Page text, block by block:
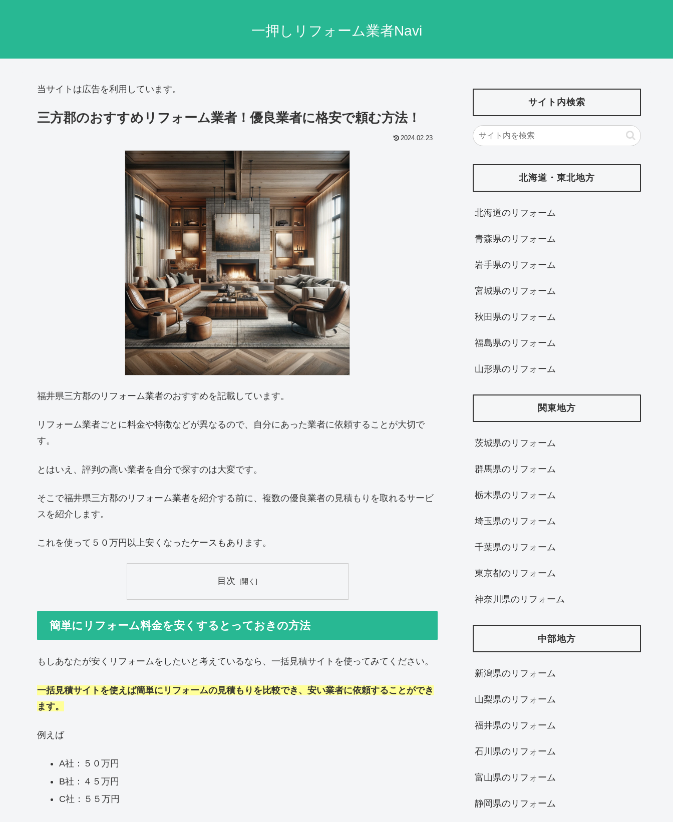
一押しリフォーム業者Navi
当サイトは広告を利用しています。
三方郡のおすすめリフォーム業者！優良業者に格安で頼む方法！
2024.02.23
福井県三方郡のリフォーム業者のおすすめを記載しています。
リフォーム業者ごとに料金や特徴などが異なるので、自分にあった業者に依頼することが大切で
す。
とはいえ、評判の高い業者を自分で探すのは大変です。
そこで福井県三方郡のリフォーム業者を紹介する前に、複数の優良業者の見積もりを取れるサービ
スを紹介します。
これを使って５０万円以上安くなったケースもあります。
目次
簡単にリフォーム料金を安くするとっておきの方法
もしあなたが安くリフォームをしたいと考えているなら、一括見積サイトを使ってみてください。
一括見積サイトを使えば簡単にリフォームの見積もりを比較でき、安い業者に依頼することができ
ます。
例えば
A社：５０万円
B社：４５万円
C社：５５万円
サイト内検索
北海道・東北地方
北海道‎のリフォーム
青森県のリフォーム
岩手県のリフォーム
宮城県のリフォーム
秋田県のリフォーム
福島県のリフォーム
山形県のリフォーム
関東地方
茨城県のリフォーム
群馬県のリフォーム
栃木県のリフォーム
埼玉県のリフォーム
千葉県のリフォーム
東京都のリフォーム
神奈川県のリフォーム
中部地方
新潟県のリフォーム
山梨県のリフォーム
福井県のリフォーム
石川県のリフォーム
富山県のリフォーム
静岡県のリフォーム